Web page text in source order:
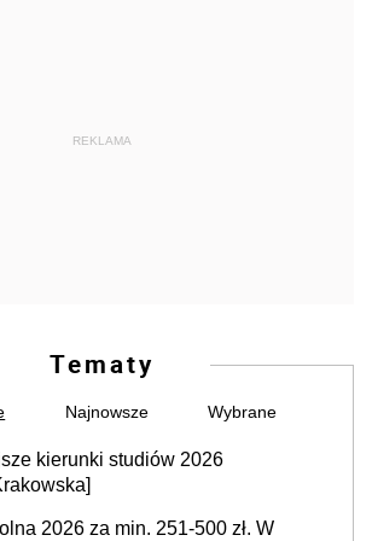
REKLAMA
Tematy
Najnowsze Wybrane
kierunki studiów 2026
2026 za min. 251-500 zł. W